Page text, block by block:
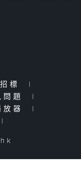
招標
|
問題
|
放器
|
|